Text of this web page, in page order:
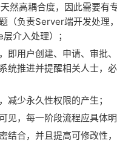
然高耦合度，因此需要有
（负责Server端开发处理
介入处理）；
即用户创建、申请、审批
统推进并提醒相关人士，
减少永久性权限的产生；
见，每一阶段流程应具体明
结合，并且提高可修改性